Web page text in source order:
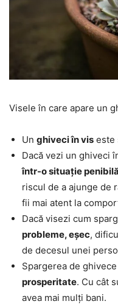
Visele în care apare un
Un ghiveci în vis este
Dacă vezi un ghiveci
într-o situație
riscul de a ajunge de
fii mai atent la
Dacă visezi cum
probleme, eșec,
de decesul unei
Spargerea de
prosperitate. Cu cât
avea mai mulți bani.